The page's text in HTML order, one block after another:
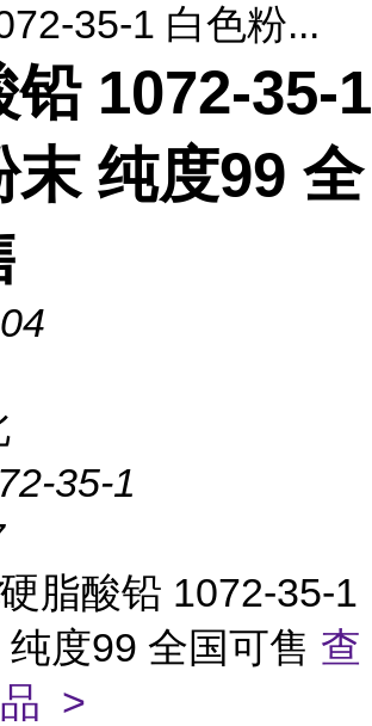
35-1 白色粉...
铅 1072-35-1
末 纯度99 全
35-1
硬脂酸铅 1072-35-1
度99 全国可售 查
>